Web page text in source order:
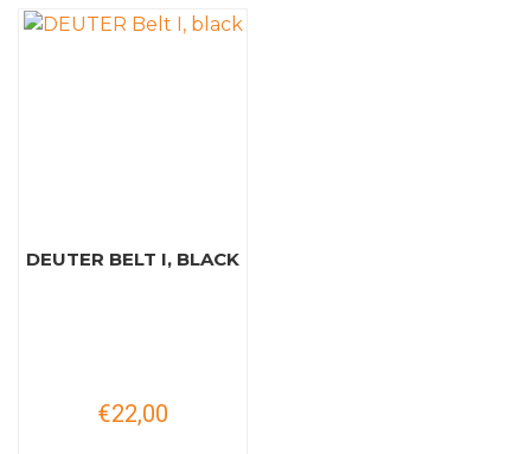
DEUTER BELT I, BLACK
€22,00